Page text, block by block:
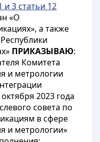
и 3 статьи 12
«О
а также
ПРИКАЗЫВАЮ:
Комитета
и метрологии
2023 года
совета по
в сфере
и метрологии»